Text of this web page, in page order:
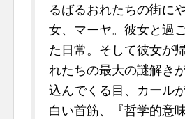
るばるおれたちの街に
女、マーヤ。彼女と過
た日常。そして彼女が
れたちの最大の謎解き
込んでくる目、カール
白い首筋、『哲学的意